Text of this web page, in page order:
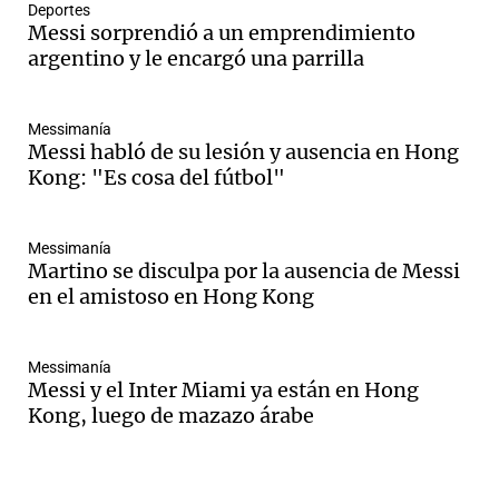
Deportes
Messi sorprendió a un emprendimiento
argentino y le encargó una parrilla
Messimanía
Messi habló de su lesión y ausencia en Hong
Kong: "Es cosa del fútbol"
Messimanía
Martino se disculpa por la ausencia de Messi
en el amistoso en Hong Kong
Messimanía
Messi y el Inter Miami ya están en Hong
Kong, luego de mazazo árabe
Mundial 2026
La Sole en
Cadena 3